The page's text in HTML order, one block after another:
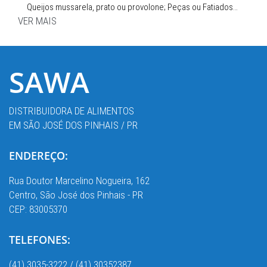
Queijos mussarela, prato ou provolone; Peças ou Fatiados…
VER MAIS
SAWA
DISTRIBUIDORA DE ALIMENTOS
EM SÃO JOSÉ DOS PINHAIS / PR
ENDEREÇO:
Rua Doutor Marcelino Nogueira, 162
Centro, São José dos Pinhais - PR
CEP: 83005370
TELEFONES:
(41) 3035-3222 / (41) 30352387